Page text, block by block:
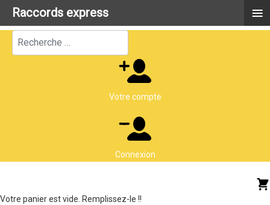
Rechercher
Votre compte
Connexion
Votre panier est vide. Remplissez-le !!
Raccords express ≡